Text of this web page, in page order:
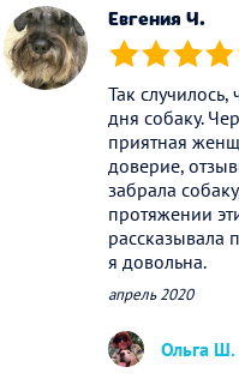
Евгения Ч.
(*) (*) (*) (*)
Так
дня собаку.
приятная
доверие,
забрала
протяжении
рассказывала
я довольна.
апрель 2020
Ольга Ш.